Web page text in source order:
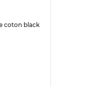
coton black